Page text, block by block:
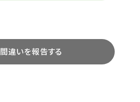
間違いを報告する